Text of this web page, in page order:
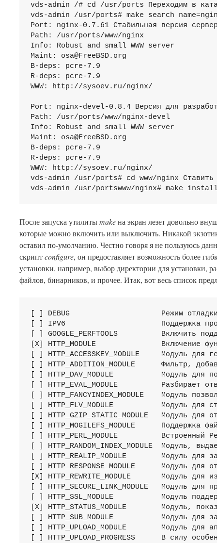
vds-admin /# cd /usr/ports Переходим в
vds-admin /usr/ports# make search
Port: nginx-0.7.61 Стабильная версия
Path: /usr/ports/www/nginx
Info: Robust and small WWW server
Maint: osa@FreeBSD.org
B-deps: pcre-7.9
R-deps: pcre-7.9
WWW: http://sysoev.ru/nginx/
Port: nginx-devel-0.8.4 Версия для
Path: /usr/ports/www/nginx-devel
Info: Robust and small WWW server
Maint: osa@FreeBSD.org
B-deps: pcre-7.9
R-deps: pcre-7.9
WWW: http://sysoev.ru/nginx/
vds-admin /usr/ports# cd www/nginx Ставить
После запуска утилитыmakeна экран лезет довольно
которые можно включить или выключить. Никакой
оставил по-умолчанию. Честно говоря я не пользуюсь
скриптconfigure, он предоставляет возможность более
установки, например, выбор директории для установки,
файлов, бинарников, и прочее. Итак, вот весь список
[ ] DEBUG                     Режим отладки.
[ ] IPV6                      Поддержка
[ ] GOOGLE_PERFTOOLS          Включить
[X] HTTP_MODULE               Включение
[ ] HTTP_ACCESSKEY_MODULE     Модуль для
[ ] HTTP_ADDITION_MODULE      Фильтр,
[ ] HTTP_DAV_MODULE           Модуль для
[ ] HTTP_EVAL_MODULE          Разбирает
[ ] HTTP_FANCYINDEX_MODULE    Модуль
[ ] HTTP_FLV_MODULE           Модуль для
[ ] HTTP_GZIP_STATIC_MODULE   Модуль
[ ] HTTP_MOGILEFS_MODULE      Поддержка
[ ] HTTP_PERL_MODULE          Встроенный
[ ] HTTP_RANDOM_INDEX_MODULE  Модуль,
[ ] HTTP_REALIP_MODULE        Модуль для
[ ] HTTP_RESPONSE_MODULE      Модуль
[X] HTTP_REWRITE_MODULE       Модуль
[ ] HTTP_SECURE_LINK_MODULE   Модуль
[ ] HTTP_SSL_MODULE           Модуль
[X] HTTP_STATUS_MODULE        Модуль,
[ ] HTTP_SUB_MODULE           Модуль для
[ ] HTTP_UPLOAD_MODULE        Модуль
[ ] HTTP_UPLOAD_PROGRESS      В силу